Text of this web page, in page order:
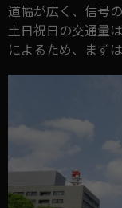
道幅が広く、信号
土日祝日の交通量
によるため、まず